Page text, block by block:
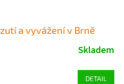
a vyvážení v Brně
Skladem
DETAIL